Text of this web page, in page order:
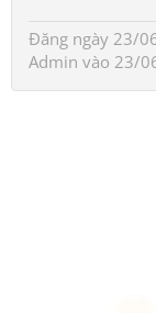
Đăng ngày 23/
Admin vào 23/